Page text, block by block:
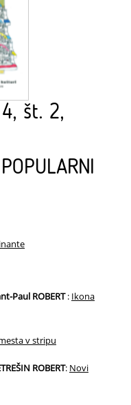
št. 2,
Paul ROBERT: Ikona
v stripu
ROBERT: Novi